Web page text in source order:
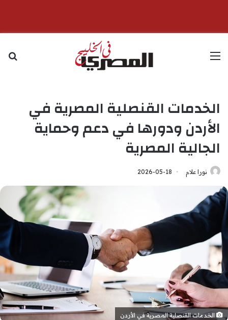
القائمة
الخدمات القنصلية المصرية في
الأردن ودورها في دعم وحماية
الجالية المصرية
نورا علام 2026-05-18
الخدمات القنصلية المصرية في الأردن